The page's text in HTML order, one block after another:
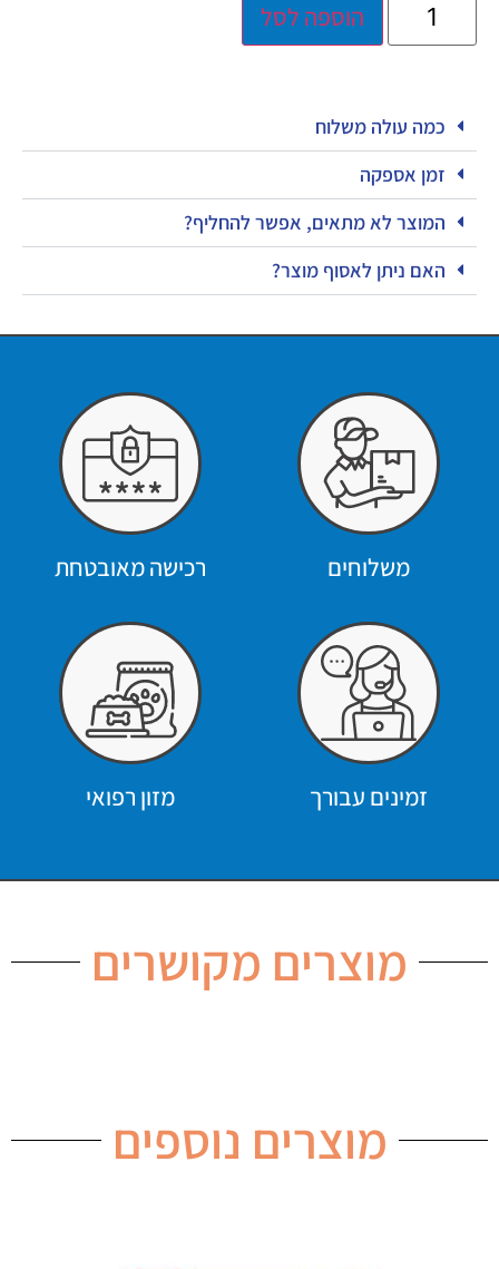
הוספה לסל
כמה עולה משלוח
זמן אספקה
המוצר לא מתאים, אפשר להחליף?
האם ניתן לאסוף מוצר?
משלוחים רכישה מאובטחת
זמינים עבורך מזון רפואי
מוצרים מקושרים
מוצרים נוספים